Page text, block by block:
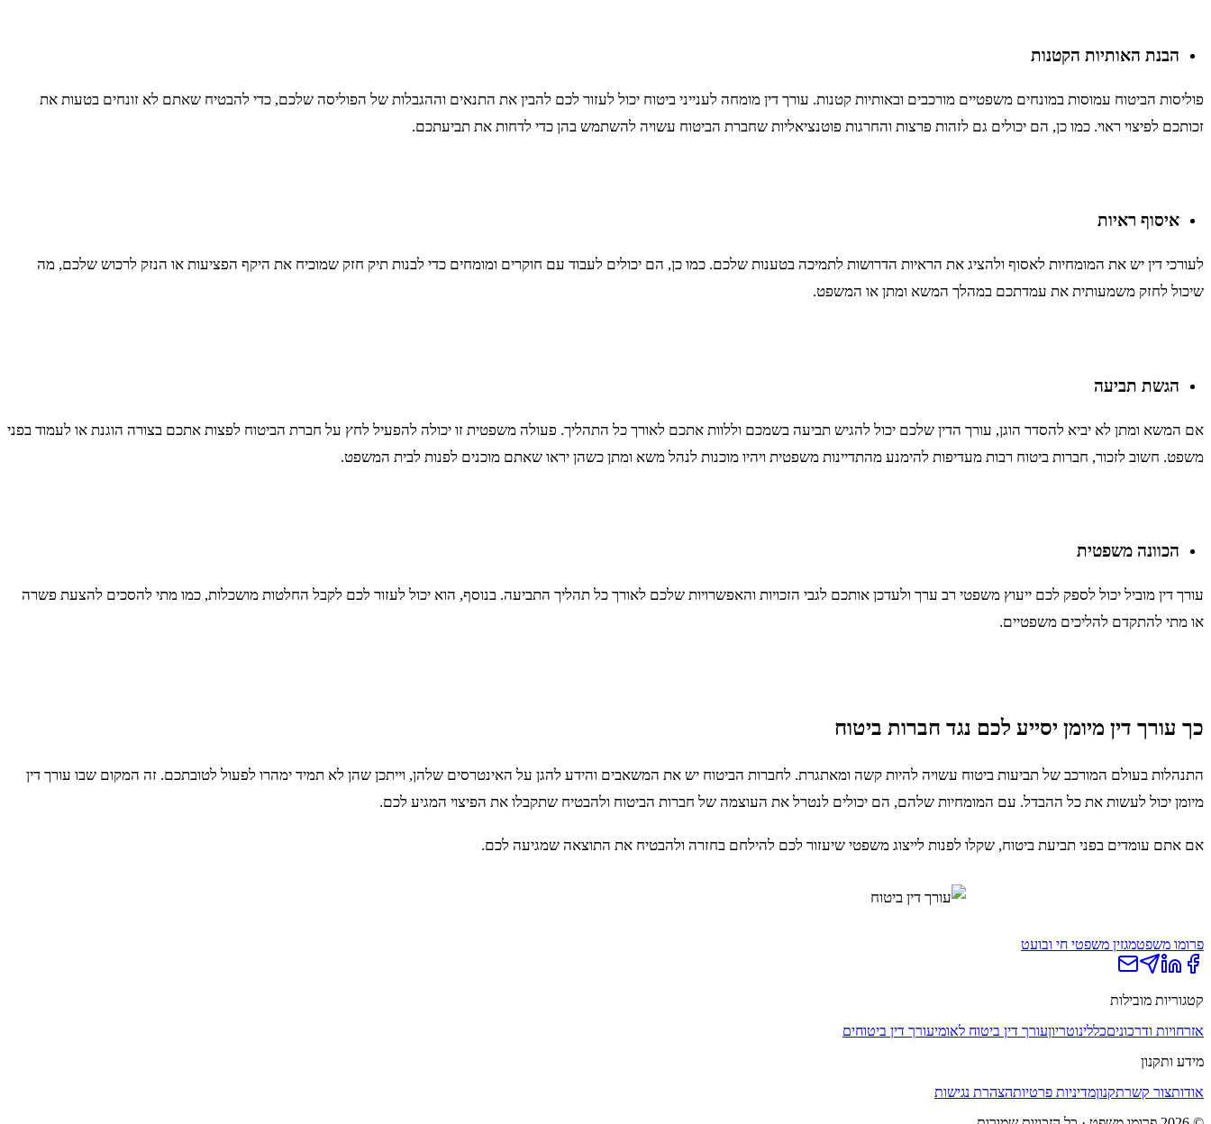
הבנת האותיות הקטנות
פוליסות הביטוח עמוסות במונחים משפטיים מורכבים ובאותיות קטנות. עורך דין מומחה לענייני ביטוח יכול לעזור לכם להבין את התנאים וההגבלות של הפוליסה שלכם, כדי להבטיח שאתם לא זונחים בטעות את
זכותכם לפיצוי ראוי. כמו כן, הם יכולים גם לזהות פרצות והחרגות פוטנציאליות שחברת הביטוח עשויה להשתמש בהן כדי לדחות את תביעתכם.
איסוף ראיות
לעורכי דין יש את המומחיות לאסוף ולהציג את הראיות הדרושות לתמיכה בטענות שלכם. כמו כן, הם יכולים לעבוד עם חוקרים ומומחים כדי לבנות תיק חזק שמוכיח את היקף הפציעות או הנזק לרכוש שלכם, מה
שיכול לחזק משמעותית את עמדתכם במהלך המשא ומתן או המשפט.
הגשת תביעה
אם המשא ומתן לא יביא להסדר הוגן, עורך הדין שלכם יכול להגיש תביעה בשמכם וללוות אתכם לאורך כל התהליך. פעולה משפטית זו יכולה להפעיל לחץ על חברת הביטוח לפצות אתכם בצורה הוגנת או לעמוד בפני
משפט. חשוב לזכור, חברות ביטוח רבות מעדיפות להימנע מהתדיינות משפטית ויהיו מוכנות לנהל משא ומתן כשהן יראו שאתם מוכנים לפנות לבית המשפט.
הכוונה משפטית
עורך דין מוביל יכול לספק לכם ייעוץ משפטי רב ערך ולעדכן אותכם לגבי הזכויות והאפשרויות שלכם לאורך כל תהליך התביעה. בנוסף, הוא יכול לעזור לכם לקבל החלטות מושכלות, כמו מתי להסכים להצעת פשרה
או מתי להתקדם להליכים משפטיים.
כך עורך דין מיומן יסייע לכם נגד חברות ביטוח
התנהלות בעולם המורכב של תביעות ביטוח עשויה להיות קשה ומאתגרת. לחברות הביטוח יש את המשאבים והידע להגן על האינטרסים שלהן, וייתכן שהן לא תמיד ימהרו לפעול לטובתכם. זה המקום שבו עורך דין
מיומן יכול לעשות את כל ההבדל. עם המומחיות שלהם, הם יכולים לנטרל את העוצמה של חברות הביטוח ולהבטיח שתקבלו את הפיצוי המגיע לכם.
אם אתם עומדים בפני תביעת ביטוח, שקלו לפנות לייצוג משפטי שיעזור לכם להילחם בחזרה ולהבטיח את התוצאה שמגיעה לכם.
פרומו משפטמגזין משפטי חי ובועט
קטגוריות מובילות
אזרחויות ודרכוניםכללינוטריוןעורך דין ביטוח לאומיעורך דין ביטוחים
מידע ותקנון
אודותצור קשרתקנוןמדיניות פרטיותהצהרת נגישות